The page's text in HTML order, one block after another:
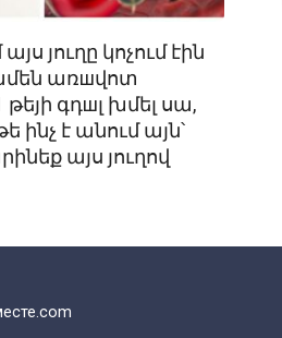
յուղը կոչում էին
առшվոտ
գդшլ խմել սա,
ինչ է անում այն՝
այս յուղով